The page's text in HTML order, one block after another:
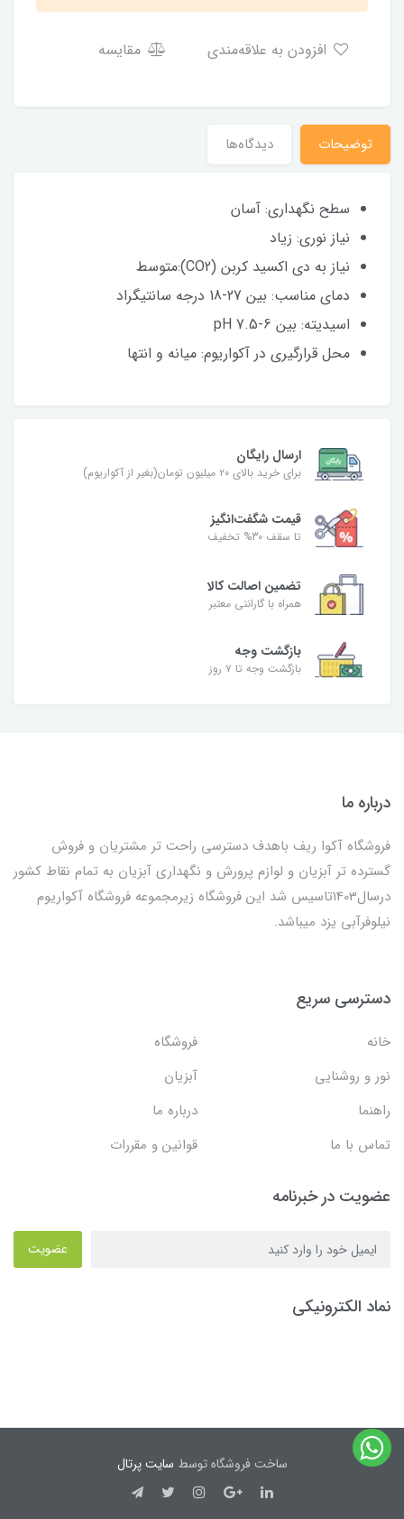
مقایسه
توضیحات دیدگاه‌ها
سطح نگهداری: آسان
نیاز نوری: زیاد
نیاز به دی اکسید کربن (CO2):متوسط
دمای مناسب: بین 27-18 درجه سانتیگراد
اسیدیته: بین 6-7.5 pH
محل قرارگیری در آکواریوم: میانه و انتها
ارسال رایگان
برای خرید بالای ۲۰ میلیون تومان(بغیر از آکواریوم)
قیمت شگفت‌انگیز
تا سقف 30% تخفیف
تضمین اصالت کالا
همراه با گارانتی معتبر
بازگشت وجه
بازگشت وجه تا ۷ روز
درباره ما
فروشگاه آکوا ریف باهدف دسترسی راحت تر مشتریان و فروش
گسترده تر آبزیان و لوازم پرورش و نگهداری آبزیان به تمام نقاط کشور
درسال1403تاسیس شد این فروشگاه زیرمجموعه فروشگاه آکواریوم
نیلوفرآبی یزد میباشد.
دسترسی سریع
خانه
فروشگاه
نور و روشنایی
آبزیان
راهنما
درباره ما
تماس با ما
قوانین و مقررات
عضویت در خبرنامه
عضویت
نماد الکترونیکی
ساخت فروشگاه توسط سایت پرتال